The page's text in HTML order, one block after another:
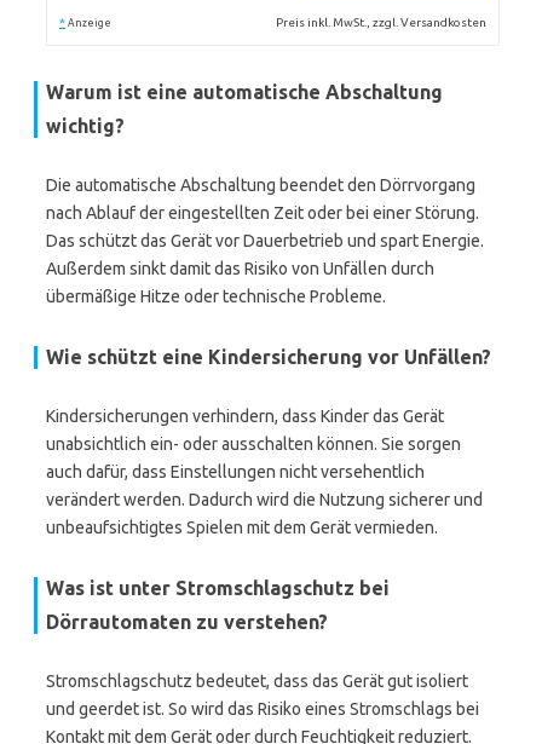
* Anzeige Preis inkl. MwSt., zzgl. Versandkosten
Warum ist eine automatische Abschaltung
wichtig?
Die automatische Abschaltung beendet den Dörrvorgang
nach Ablauf der eingestellten Zeit oder bei einer Störung.
Das schützt das Gerät vor Dauerbetrieb und spart Energie.
Außerdem sinkt damit das Risiko von Unfällen durch
übermäßige Hitze oder technische Probleme.
Wie schützt eine Kindersicherung vor Unfällen?
Kindersicherungen verhindern, dass Kinder das Gerät
unabsichtlich ein- oder ausschalten können. Sie sorgen
auch dafür, dass Einstellungen nicht versehentlich
verändert werden. Dadurch wird die Nutzung sicherer und
unbeaufsichtigtes Spielen mit dem Gerät vermieden.
Was ist unter Stromschlagschutz bei
Dörrautomaten zu verstehen?
Stromschlagschutz bedeutet, dass das Gerät gut isoliert
und geerdet ist. So wird das Risiko eines Stromschlags bei
Kontakt mit dem Gerät oder durch Feuchtigkeit reduziert.